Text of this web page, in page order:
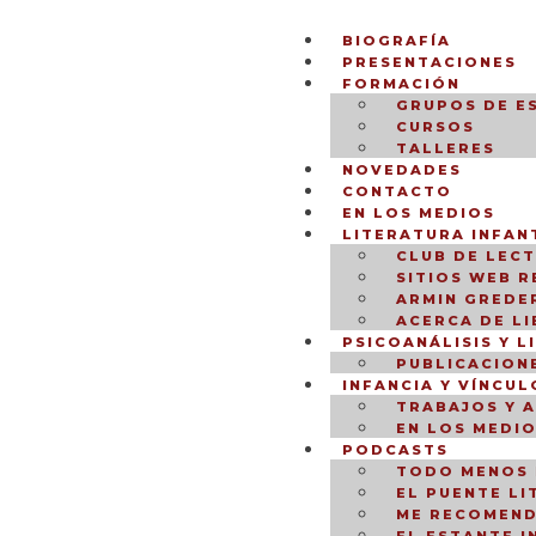
BIOGRAFÍA
PRESENTACIONES
FORMACIÓN
GRUPOS DE
CURSOS
TALLERES
NOVEDADES
CONTACTO
EN LOS MEDIOS
LITERATURA
CLUB DE
SITIOS WEB
ARMIN
ACERCA DE
PSICOANÁLISIS Y
INFANCIA Y
TRABAJOS Y
EN LOS
PODCASTS
TODO MENOS
EL PUENTE
ME